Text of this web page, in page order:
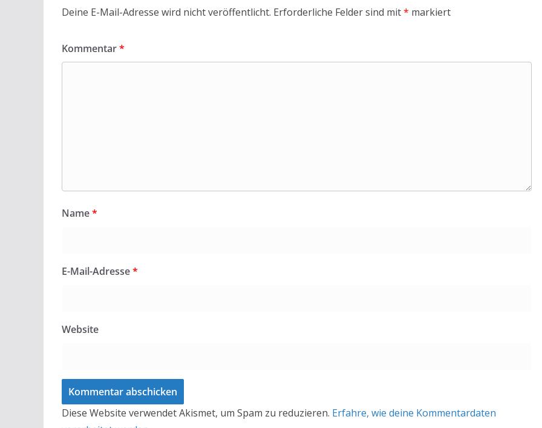
Deine E-Mail-Adresse wird nicht veröffentlicht. Erforderliche Felder sind mit* markiert
Kommentar*
Name*
E-Mail-Adresse*
Website
Diese Website verwendet Akismet, um Spam zu reduzieren. Erfahre, wie deine Kommentardaten